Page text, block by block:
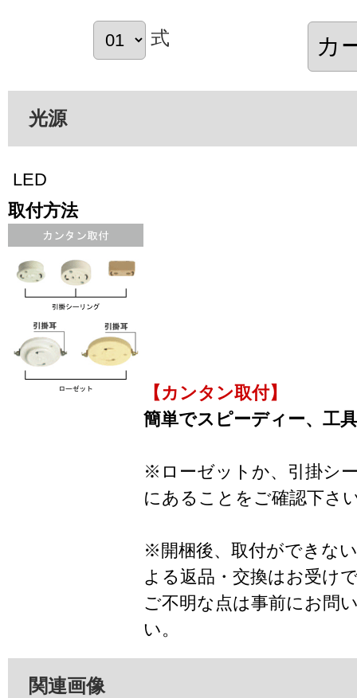
式
光源
LED
取付方法
【カンタン取付】
簡単でスピーディー、工
※ローゼットか、引掛シ
にあることをご確認下さ
※開梱後、取付ができな
よる返品・交換はお受け
ご不明な点は事前にお問
い。
関連画像